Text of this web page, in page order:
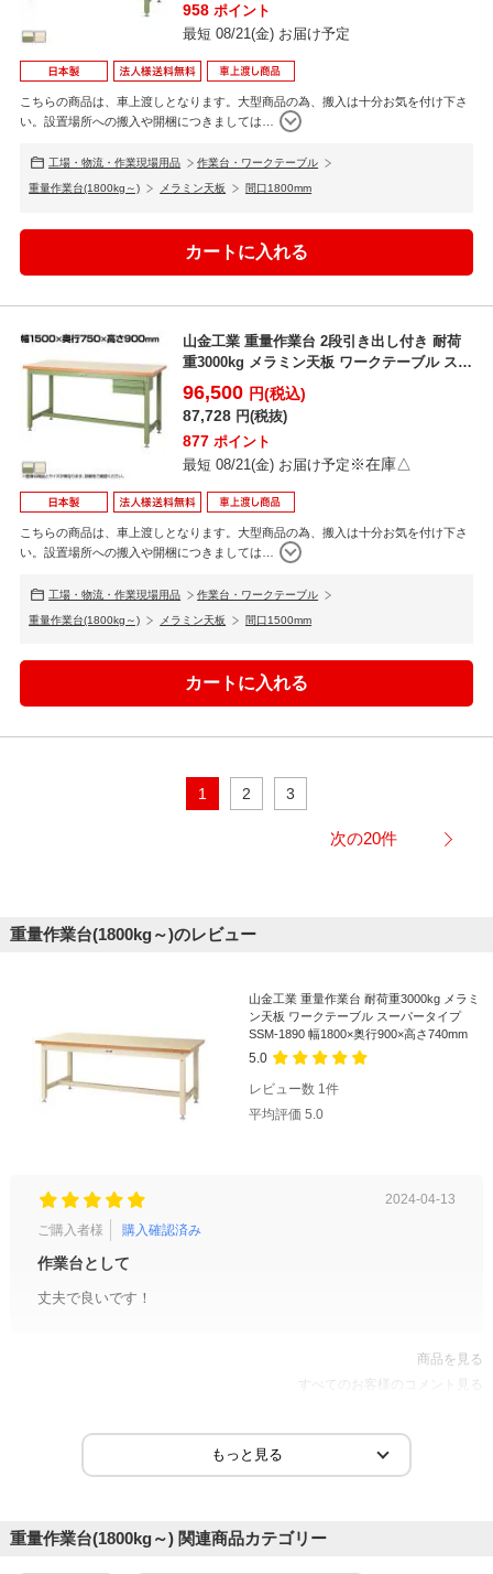
958 ポイント
最短 08/21(金) お届け予定
こちらの商品は、車上渡しとなります。大型商品の為、搬入は十分お気を付け下さ
い。設置場所への搬入や開梱につきましては
工場・物流・作業現場用品 作業台・ワークテーブル
重量作業台(1800kg～) メラミン天板 間口1800mm
山金工業 重量作業台 2段引き出し付き 耐荷
重3000kg メラミン天板 ワークテーブル スー
パータ...
96,500 円(税込)
87,728 円(税抜)
877 ポイント
最短 08/21(金) お届け予定 ※在庫△
こちらの商品は、車上渡しとなります。大型商品の為、搬入は十分お気を付け下さ
い。設置場所への搬入や開梱につきましては
工場・物流・作業現場用品 作業台・ワークテーブル
重量作業台(1800kg～) メラミン天板 間口1500mm
1 2 3
次の20件
重量作業台(1800kg～)のレビュー
山金工業 重量作業台 耐荷重3000kg メラミ
ン天板 ワークテーブル スーパータイプ
SSM-1890 幅1800×奥行900×高さ740mm
5.0
レビュー数 1 件
平均評価 5.0
2024-04-13
ご購入者様
購入確認済み
作業台として
丈夫で良いです！
商品を見る
すべてのお客様のコメント見る
重量作業台(1800kg～) 関連商品カテゴリー